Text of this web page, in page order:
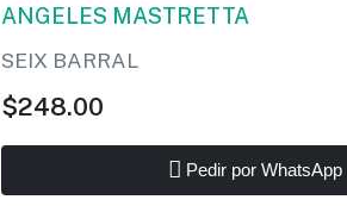
ANGELES MASTRETTA
SEIX BARRAL
$248.00
Pedir por WhatsApp